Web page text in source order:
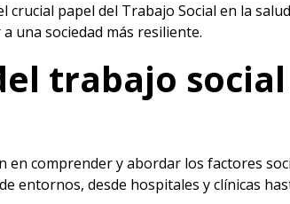
papel del Trabajo Social en la
una sociedad más resiliente.
trabajo
en comprender y abordar los factores
entornos, desde hospitales y clínicas